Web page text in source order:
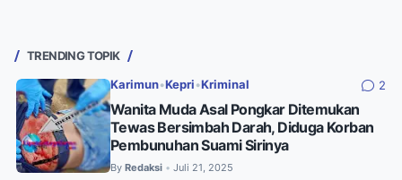
TRENDING TOPIK
Karimun•Kepri •Kriminal 2
Wanita Muda Asal Pongkar Ditemukan
Tewas Bersimbah Darah, Diduga Korban
Pembunuhan Suami Sirinya
By Redaksi • Juli 21, 2025